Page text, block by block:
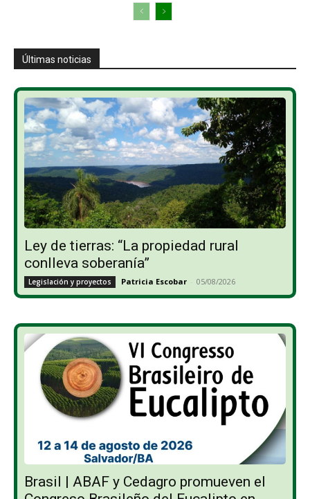
Últimas noticias
Ley de tierras: “La propiedad rural
conlleva soberanía”
Legislación y proyectos Patricia Escobar - 05/08/2026
Brasil | ABAF y Cedagro promueven el